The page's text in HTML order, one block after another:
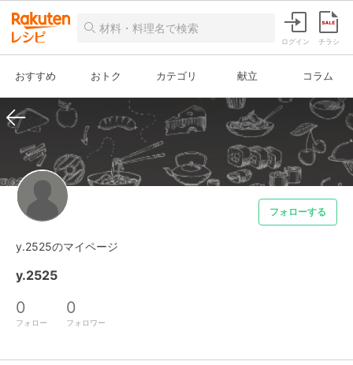
ログイン チラシ
おすすめ おトク カテゴリ 献立 コラム
フォローする
y.2525のマイページ
y.2525
0
フォロー
0
フォロワー